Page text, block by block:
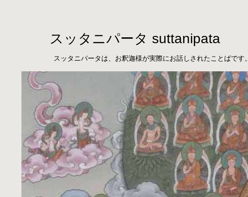
スッタニパータは、お釈迦様が実際にお話しされたことばです。
スッタニパータ suttanipata